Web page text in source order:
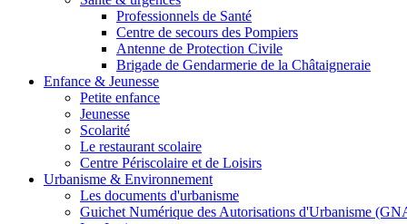
Professionnels de Santé
Centre de secours des Pompiers
Antenne de Protection Civile
Brigade de Gendarmerie de la Châtaigneraie
Enfance & Jeunesse
Petite enfance
Jeunesse
Scolarité
Le restaurant scolaire
Centre Périscolaire et de Loisirs
Urbanisme & Environnement
Les documents d'urbanisme
Guichet Numérique des Autorisations d'Urbanisme